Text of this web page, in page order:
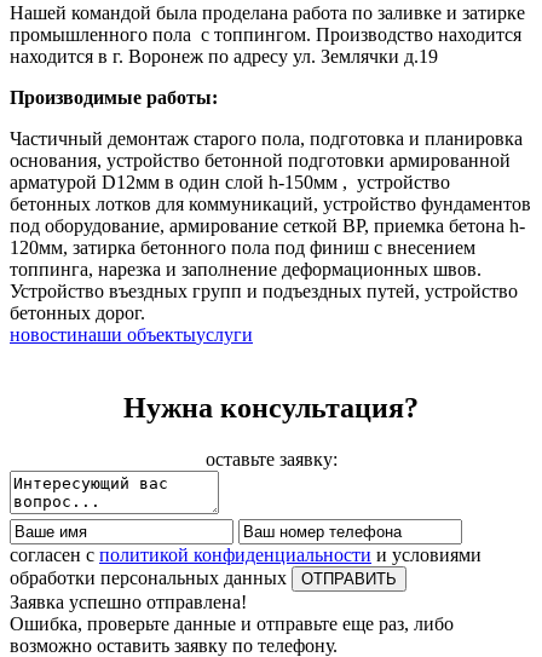
Нашей командой была проделана работа по заливке и затирке
промышленного пола с топпингом. Производство находится
находится в г. Воронеж по адресу ул. Землячки д.19
Производимые работы:
Частичный демонтаж старого пола, подготовка и планировка
основания, устройство бетонной подготовки армированной
арматурой D12мм в один слой h-150мм , устройство
бетонных лотков для коммуникаций, устройство фундаментов
под оборудование, армирование сеткой ВР, приемка бетона h-
120мм, затирка бетонного пола под финиш с внесением
топпинга, нарезка и заполнение деформационных швов.
Устройство въездных групп и подъездных путей, устройство
бетонных дорог.
новостинаши объектыуслуги
Нужна консультация?
оставьте заявку:
согласен с политикой конфиденциальности и условиями
обработки персональных данных
Заявка успешно отправлена!
Ошибка, проверьте данные и отправьте еще раз, либо
возможно оставить заявку по телефону.